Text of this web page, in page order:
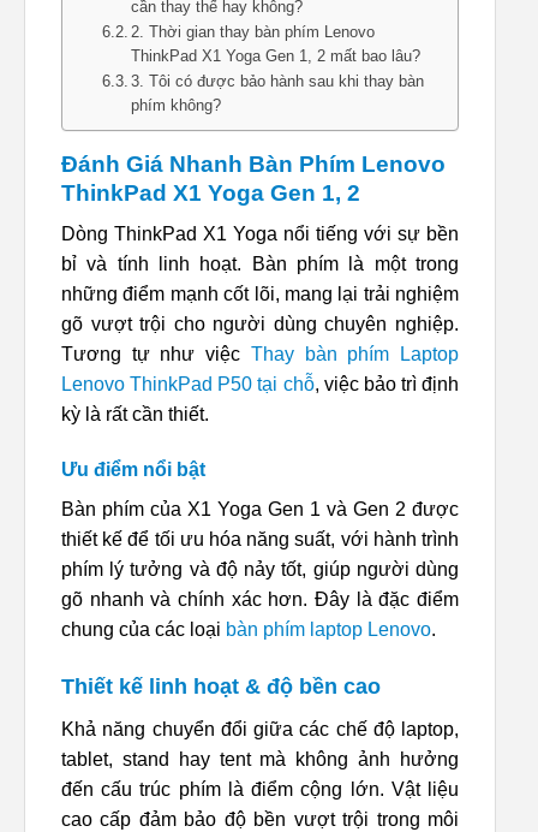
cần thay thế hay không?
2. Thời gian thay bàn phím Lenovo
ThinkPad X1 Yoga Gen 1, 2 mất bao lâu?
3. Tôi có được bảo hành sau khi thay bàn
phím không?
Đánh Giá Nhanh Bàn Phím Lenovo
ThinkPad X1 Yoga Gen 1, 2
Dòng ThinkPad X1 Yoga nổi tiếng với sự bền
bỉ và tính linh hoạt. Bàn phím là một trong
những điểm mạnh cốt lõi, mang lại trải nghiệm
gõ vượt trội cho người dùng chuyên nghiệp.
Tương tự như việc Thay bàn phím Laptop
Lenovo ThinkPad P50 tại chỗ, việc bảo trì định
kỳ là rất cần thiết.
Ưu điểm nổi bật
Bàn phím của X1 Yoga Gen 1 và Gen 2 được
thiết kế để tối ưu hóa năng suất, với hành trình
phím lý tưởng và độ nảy tốt, giúp người dùng
gõ nhanh và chính xác hơn. Đây là đặc điểm
chung của các loại bàn phím laptop Lenovo.
Thiết kế linh hoạt & độ bền cao
Khả năng chuyển đổi giữa các chế độ laptop,
tablet, stand hay tent mà không ảnh hưởng
đến cấu trúc phím là điểm cộng lớn. Vật liệu
cao cấp đảm bảo độ bền vượt trội trong môi